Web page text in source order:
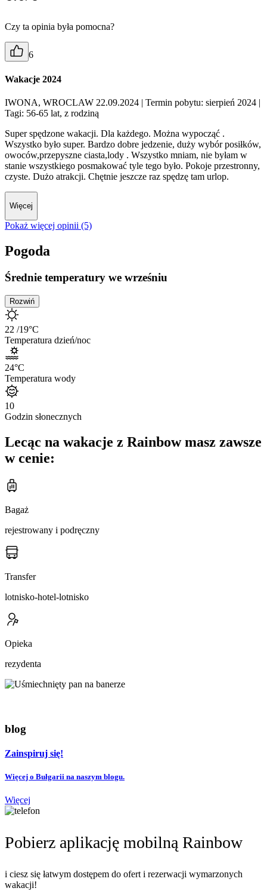
Czy ta opinia była pomocna?
6
Wakacje 2024
IWONA, WROCLAW 22.09.2024 | Termin pobytu: sierpień 2024 |
Tagi: 56-65 lat, z rodziną
Super spędzone wakacji. Dla każdego. Można wypocząć .
Wszystko było super. Bardzo dobre jedzenie, duży wybór posiłków,
owoców,przepyszne ciasta,lody . Wszystko mniam, nie byłam w
stanie wszystkiego posmakować tyle tego było. Pokoje przestronny,
czyste. Dużo atrakcji. Chętnie jeszcze raz spędzę tam urlop.
Więcej
Pokaż więcej opinii (5)
Pogoda
Średnie temperatury we wrześniu
Rozwiń
22 /19°C
Temperatura dzień/noc
24°C
Temperatura wody
10
Godzin słonecznych
Lecąc na wakacje z Rainbow masz zawsze
w cenie:
Bagaż
rejestrowany i podręczny
Transfer
lotnisko-hotel-lotnisko
Opieka
rezydenta
blog
Zainspiruj się!
Więcej o Bułgarii na naszym blogu.
Więcej
Pobierz aplikację mobilną Rainbow
i ciesz się łatwym dostępem do ofert i rezerwacji wymarzonych
wakacji!